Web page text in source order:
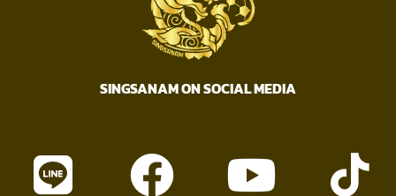
SINGSANAM ON SOCIAL MEDIA